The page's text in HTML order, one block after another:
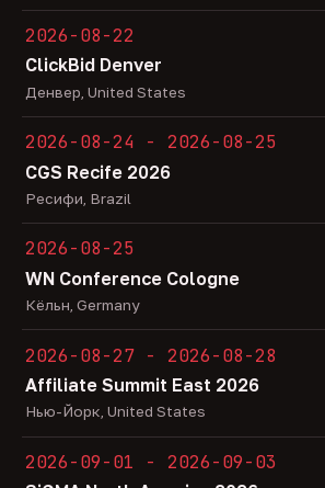
2026-08-22
ClickBid Denver
Денвер, United States
2026-08-24 - 2026-08-25
CGS Recife 2026
Ресифи, Brazil
2026-08-25
WN Conference Cologne
Кёльн, Germany
2026-08-27 - 2026-08-28
Affiliate Summit East 2026
Нью-Йорк, United States
2026-09-01 - 2026-09-03